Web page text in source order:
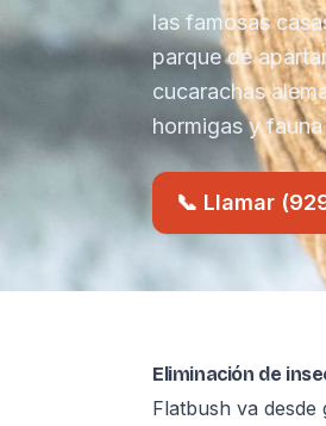
las famosas
parque de
cucarachas
hormigas y
📞 Llamar
Eliminación de
Flatbush va desde